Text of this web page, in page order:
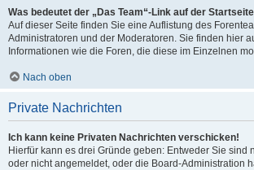
Was bedeutet der „Das Team“-Link auf der
Auf dieser Seite finden Sie eine Auflistung des
Administratoren und der Moderatoren. Sie finden hier
Informationen wie die Foren, die diese im Einzelnen
Nach oben
Private Nachrichten
Ich kann keine Privaten Nachrichten verschicken!
Hierfür kann es drei Gründe geben: Entweder Sie sind
oder nicht angemeldet, oder die Board-Administration